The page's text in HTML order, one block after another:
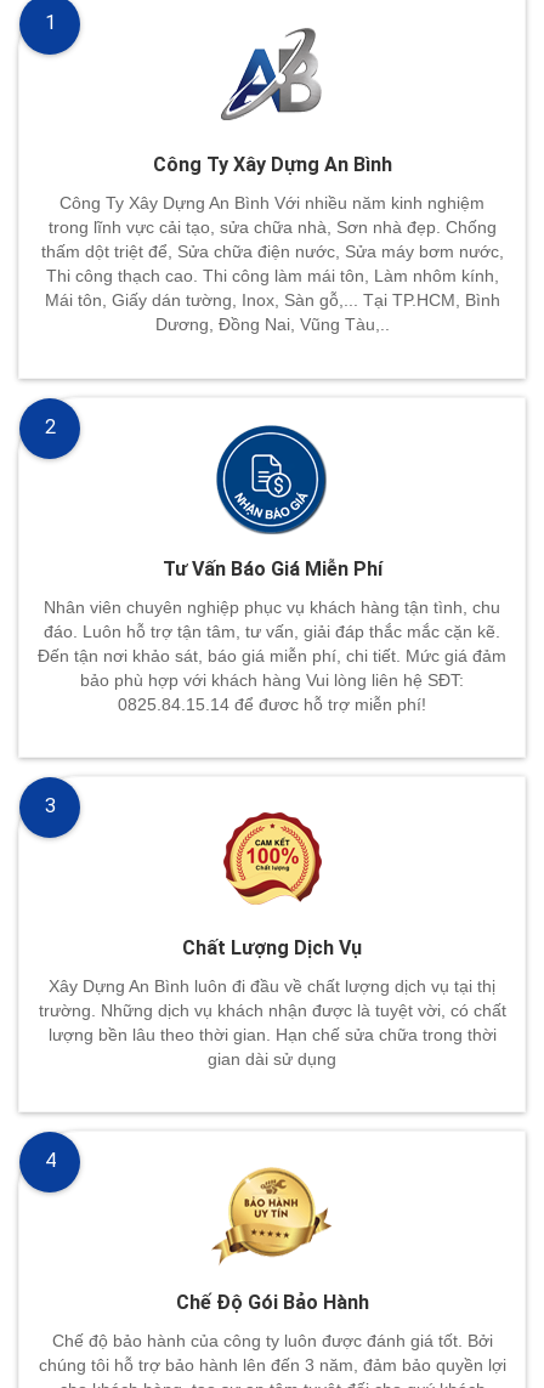
Công Ty Xây Dựng An Bình
Công Ty Xây Dựng An Bình Với nhiều năm kinh nghiệm
trong lĩnh vực cải tạo, sửa chữa nhà, Sơn nhà đẹp. Chống
thấm dột triệt để, Sửa chữa điện nước, Sửa máy bơm nước,
Thi công thạch cao. Thi công làm mái tôn, Làm nhôm kính,
Mái tôn, Giấy dán tường, Inox, Sàn gỗ,... Tại TP.HCM, Bình
Dương, Đồng Nai, Vũng Tàu,..
1
Tư Vấn Báo Giá Miễn Phí
Nhân viên chuyên nghiệp phục vụ khách hàng tận tình, chu
đáo. Luôn hỗ trợ tận tâm, tư vấn, giải đáp thắc mắc cặn kẽ.
Đến tận nơi khảo sát, báo giá miễn phí, chi tiết. Mức giá đảm
bảo phù hợp với khách hàng Vui lòng liên hệ SĐT:
0825.84.15.14 để đươc hỗ trợ miễn phí!
2
Chất Lượng Dịch Vụ
Xây Dựng An Bình luôn đi đầu về chất lượng dịch vụ tại thị
trường. Những dịch vụ khách nhận được là tuyệt vời, có chất
lượng bền lâu theo thời gian. Hạn chế sửa chữa trong thời
gian dài sử dụng
3
Chế Độ Gói Bảo Hành
Chế độ bảo hành của công ty luôn được đánh giá tốt. Bởi
chúng tôi hỗ trợ bảo hành lên đến 3 năm, đảm bảo quyền lợi
4